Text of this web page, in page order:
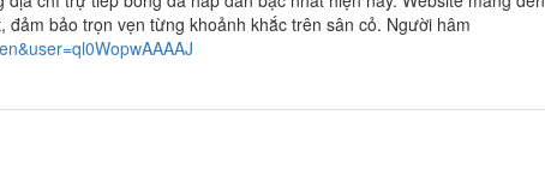
bảo trọn vẹn từng khoảnh khắc trên sân cỏ. Người hâm